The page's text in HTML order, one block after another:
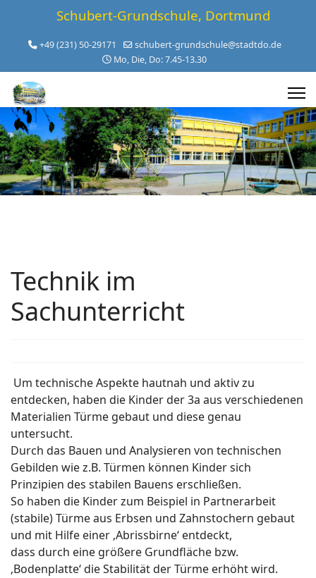
Schubert-Grundschule, Dortmund
+49 (231) 50-29171
schubert-grundschule@stadtdo.de
Mo, Die, Do: 7.45-13.30
Technik im
Sachunterricht
Um technische Aspekte hautnah und aktiv zu
entdecken, haben die Kinder der 3a aus verschiedenen
Materialien Türme gebaut und diese genau
untersucht.
Durch das Bauen und Analysieren von technischen
Gebilden wie z.B. Türmen können Kinder sich
Prinzipien des stabilen Bauens erschließen.
So haben die Kinder zum Beispiel in Partnerarbeit
(stabile) Türme aus Erbsen und Zahnstochern gebaut
und mit Hilfe einer ‚Abrissbirne‘ entdeckt,
dass durch eine größere Grundfläche bzw.
‚Bodenplatte‘ die Stabilität der Türme erhöht wird.